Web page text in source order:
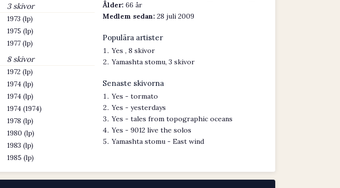
3 skivor
1973 (lp)
1975 (lp)
1977 (lp)
8 skivor
1972 (lp)
1974 (lp)
1974 (lp)
1974 (1974)
1978 (lp)
1980 (lp)
1983 (lp)
1985 (lp)
Ålder: 66 år
Medlem sedan: 28 juli 2009
Populära artister
Yes , 8 skivor
Yamashta stomu, 3 skivor
Senaste skivorna
Yes - tormato
Yes - yesterdays
Yes - tales from topographic oceans
Yes - 9012 live the solos
Yamashta stomu - East wind